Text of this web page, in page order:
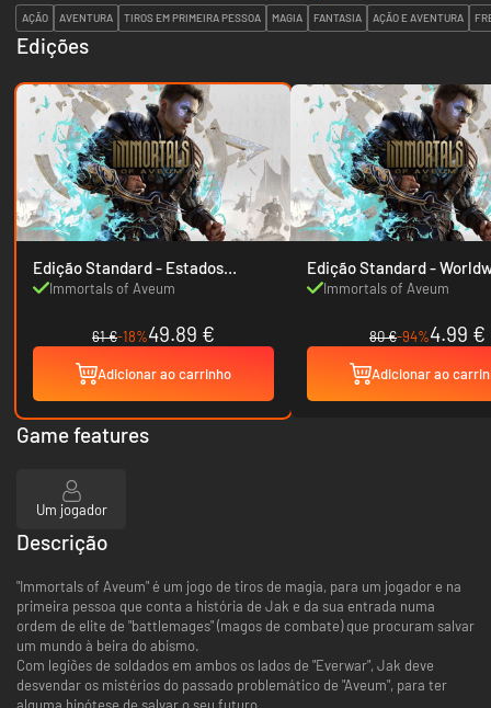
AÇÃO AVENTURA TIROS EM PRIMEIRA PESSOA MAGIA FANTASIA AÇÃO E AVENTURA
Edições
Edição Standard - Estados
Unidos
Immortals of Aveum
61 €-18%49.89 €
Adicionar ao carrinho
Edição Standard -
Immortals of Aveum
80 €-94%4.99 €
Adicionar ao
Game features
Um jogador
Descrição
"Immortals of Aveum" é um jogo de tiros de magia, para um jogador e na
primeira pessoa que conta a história de Jak e da sua entrada numa
ordem de elite de "battlemages" (magos de combate) que procuram salvar
um mundo à beira do abismo.
Com legiões de soldados em ambos os lados de "Everwar", Jak deve
desvendar os mistérios do passado problemático de "Aveum", para ter